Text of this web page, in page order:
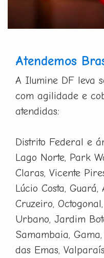
Atendemos
A Ilumine DF leva
com agilidade e
atendidas:
Distrito Federal e
Lago Norte, Park
Claras, Vicente
Lúcio Costa, Guará,
Cruzeiro,
Urbano, Jardim
Samambaia,
das Emas,